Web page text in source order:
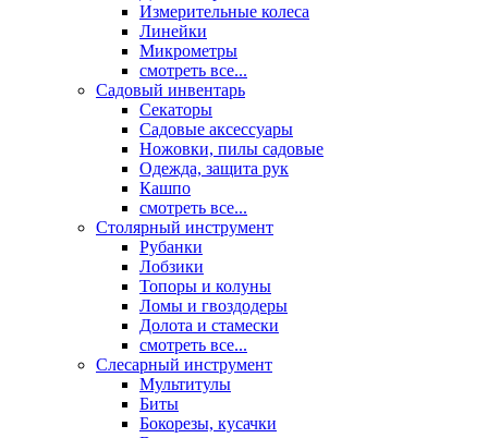
Измерительные колеса
Линейки
Микрометры
смотреть все...
Садовый инвентарь
Секаторы
Садовые аксессуары
Ножовки, пилы садовые
Одежда, защита рук
Кашпо
смотреть все...
Столярный инструмент
Рубанки
Лобзики
Топоры и колуны
Ломы и гвоздодеры
Долота и стамески
смотреть все...
Слесарный инструмент
Мультитулы
Биты
Бокорезы, кусачки